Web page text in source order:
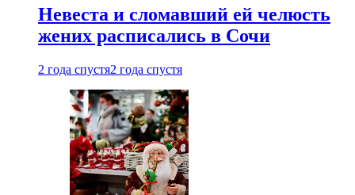
Невеста и сломавший ей челюсть
жених расписались в Сочи
2 года спустя2 года спустя